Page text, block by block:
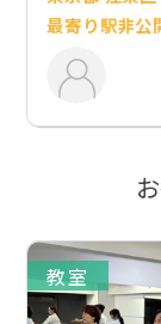
最寄り駅非公
教室